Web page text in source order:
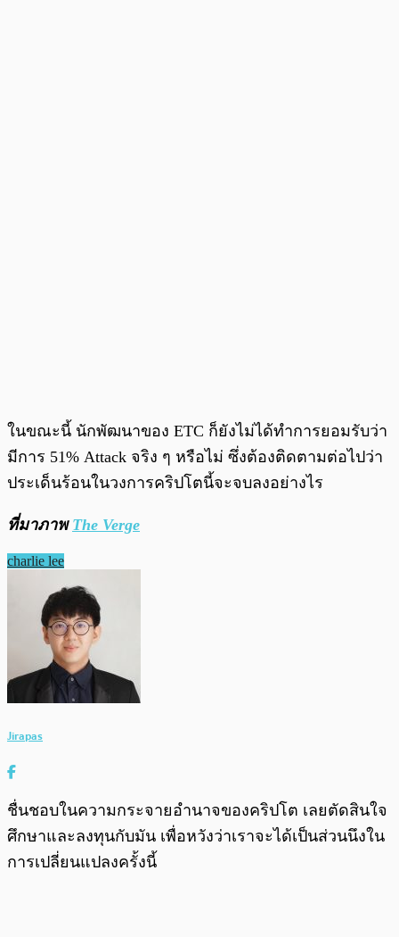
ในขณะนี้ นักพัฒนาของ ETC ก็ยังไม่ได้ทำการยอมรับว่า
มีการ 51% Attack จริง ๆ หรือไม่ ซึ่งต้องติดตามต่อไปว่า
ประเด็นร้อนในวงการคริปโตนี้จะจบลงอย่างไร
ที่มาภาพ The Verge
charlie lee
Jirapas
ชื่นชอบในความกระจายอำนาจของคริปโต เลยตัดสินใจ
ศึกษาและลงทุนกับมัน เพื่อหวังว่าเราจะได้เป็นส่วนนึงใน
การเปลี่ยนแปลงครั้งนี้